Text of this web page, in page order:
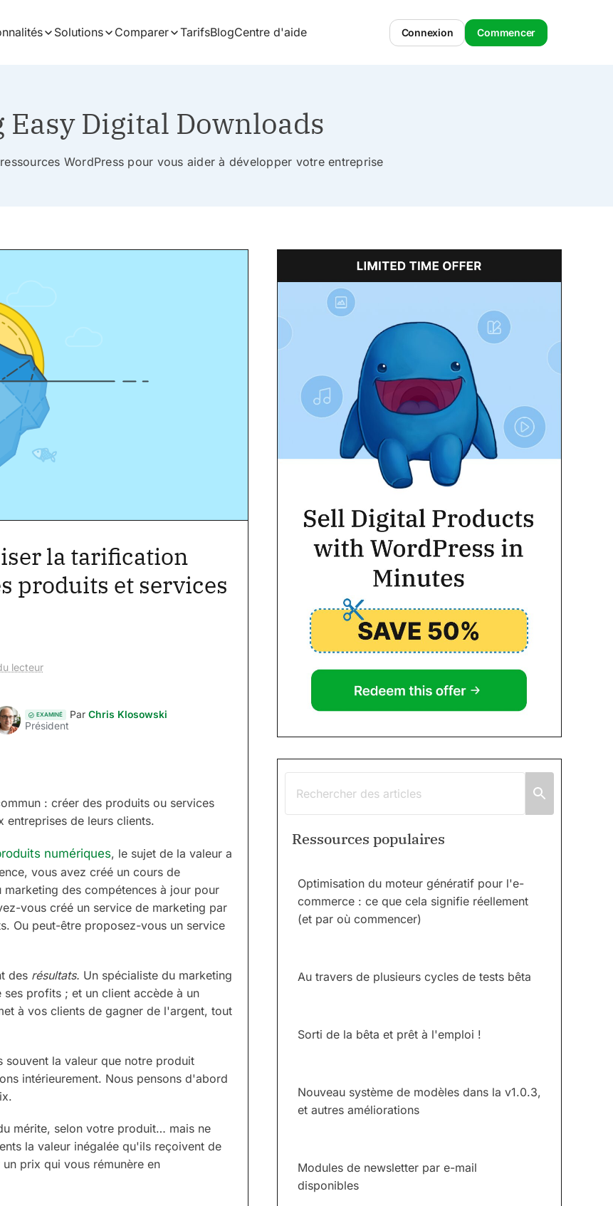
Solutions Comparer TarifsBlogCentre d'aide Connexion Commencer
Easy Digital Downloads
WordPress pour vous aider à développer votre entreprise
la tarification
produits et services
lecteur
EXAMINÉ Par Chris Klosowski
Président
: créer des produits ou services
entreprises de leurs clients.
numériques, le sujet de la valeur a
vous avez créé un cours de
des compétences à jour pour
vous créé un service de marketing par
Ou peut-être proposez-vous un service
des résultats. Un spécialiste du marketing
profits ; et un client accède à un
à vos clients de gagner de l'argent, tout
souvent la valeur que notre produit
intérieurement. Nous pensons d'abord
mérite, selon votre produit… mais ne
la valeur inégalée qu'ils reçoivent de
prix qui vous rémunère en
Ressources populaires
Optimisation du moteur génératif pour l'e-
commerce : ce que cela signifie réellement
(et par où commencer)
Au travers de plusieurs cycles de tests bêta
Sorti de la bêta et prêt à l'emploi !
Nouveau système de modèles dans la v1.0.3,
et autres améliorations
Modules de newsletter par e-mail
disponibles